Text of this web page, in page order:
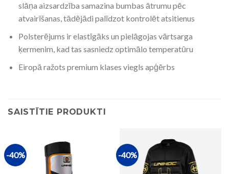
slāņa aizsardzība samazina bumbas ātrumu pēc
atvairīšanas, tādējādi palīdzot kontrolēt atsitienus
Polsterējums ir elastīgāks un pielāgojas vārtsarga
ķermenim, kad tas sasniedz optimālo temperatūru
Eiropā ražots premium klases viegls apģērbs
SAISTĪTIE PRODUKTI
-40% -40%